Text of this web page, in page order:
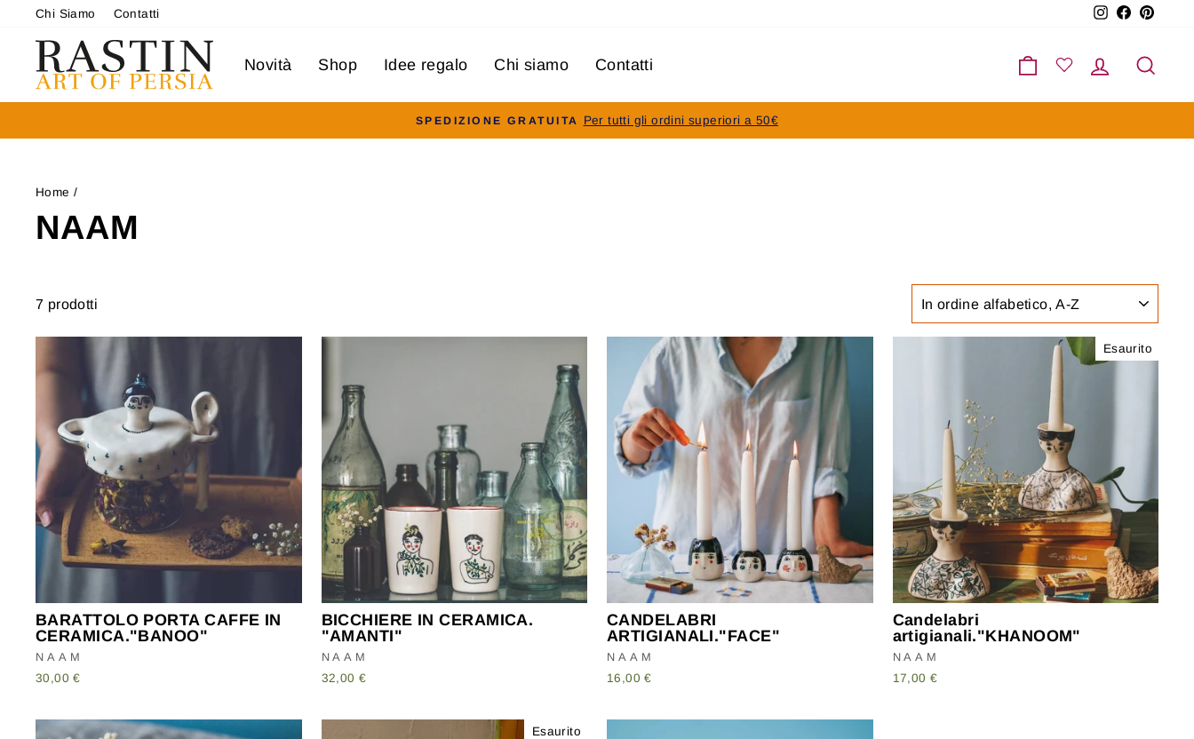
contenuto
Chi Siamo Contatti InstagramFacebook
Novità Shop Idee regalo Chi siamo Contatti Carrello Accedi
SPEDIZIONE GRATUITA Per tutti gli ordini superiori a 50€
Home /
NAAM
7 prodotti
BARATTOLO PORTA CAFFE IN
CERAMICA."BANOO"
NAAM
30,00 €
BICCHIERE IN CERAMICA.
"AMANTI"
NAAM
32,00 €
CANDELABRI
ARTIGIANALI."FACE"
NAAM
16,00 €
Esaurito
Candelabri
artigianali."KHANOOM"
NAAM
17,00 €
Esaurito